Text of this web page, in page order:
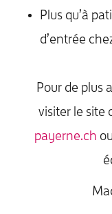
Plus qu’à
d’entrée
Pour de plus
visiter le site
payerne.ch